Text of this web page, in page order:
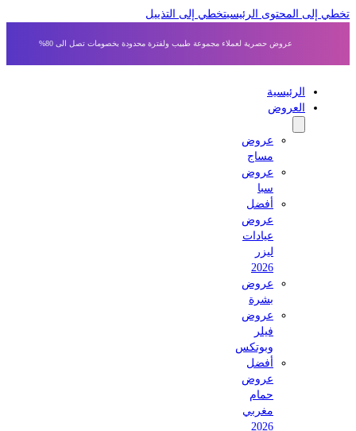
إلى المحتوى الرئيسي تخطي إلى التذييل
عروض حصرية لعملاء مجموعة طبيب ولفترة محدودة بخصومات تصل الى 80%
الرئيسية
العروض
عروض
مساج
عروض
أفضل
عروض
عيادات
عروض
بشرة
عروض
وبوتكس
أفضل
عروض
حمام
مغربي